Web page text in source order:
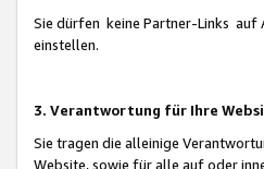
Sie dürfen keine Partner-Links auf
einstellen.
3. Verantwortung für Ihre
Sie tragen die alleinige
Website, sowie für alle auf oder